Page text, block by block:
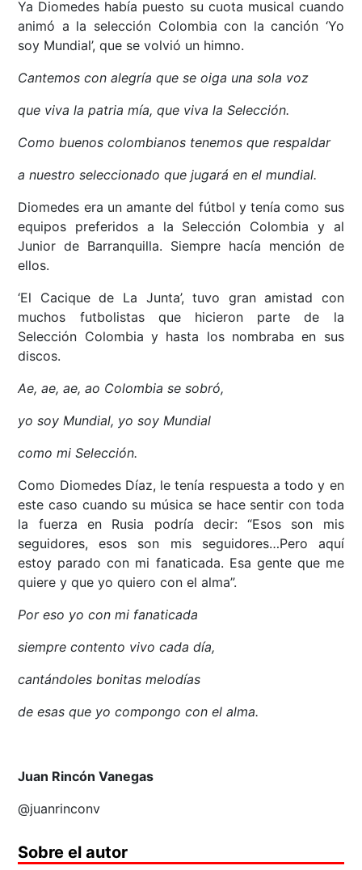
Ya Diomedes había puesto su cuota musical cuando
animó a la selección Colombia con la canción ‘Yo
soy Mundial’, que se volvió un himno.
Cantemos con alegría que se oiga una sola voz
que viva la patria mía, que viva la Selección.
Como buenos colombianos tenemos que respaldar
a nuestro seleccionado que jugará en el mundial.
Diomedes era un amante del fútbol y tenía como sus
equipos preferidos a la Selección Colombia y al
Junior de Barranquilla. Siempre hacía mención de
ellos.
‘El Cacique de La Junta’, tuvo gran amistad con
muchos futbolistas que hicieron parte de la
Selección Colombia y hasta los nombraba en sus
discos.
Ae, ae, ae, ao Colombia se sobró,
yo soy Mundial, yo soy Mundial
como mi Selección.
Como Diomedes Díaz, le tenía respuesta a todo y en
este caso cuando su música se hace sentir con toda
la fuerza en Rusia podría decir: “Esos son mis
seguidores, esos son mis seguidores…Pero aquí
estoy parado con mi fanaticada. Esa gente que me
quiere y que yo quiero con el alma”.
Por eso yo con mi fanaticada
siempre contento vivo cada día,
cantándoles bonitas melodías
de esas que yo compongo con el alma.
Juan Rincón Vanegas
@juanrinconv
Sobre el autor